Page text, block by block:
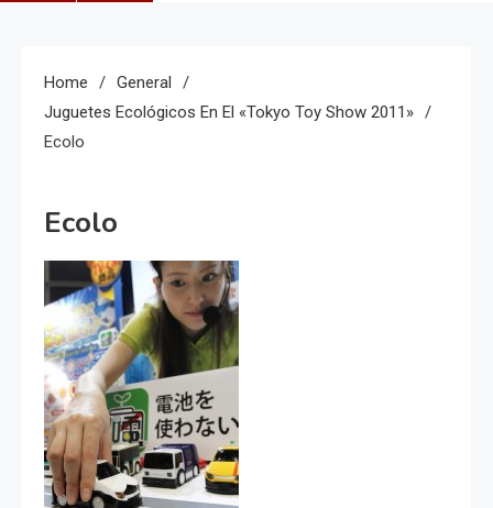
Home
General
Juguetes Ecológicos En El «Tokyo Toy Show 2011»
Ecolo
Ecolo